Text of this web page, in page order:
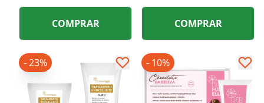
COMPRAR COMPRAR
- 23% - 10%